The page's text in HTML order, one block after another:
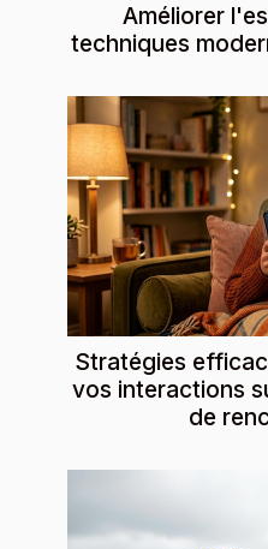
Améliorer
techniques
Stratégies
vos interactions
de